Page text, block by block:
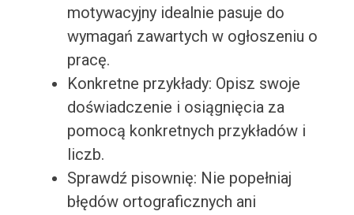
motywacyjny idealnie pasuje do
wymagań zawartych w ogłoszeniu o
pracę.
Konkretne przykłady: Opisz swoje
doświadczenie i osiągnięcia za
pomocą konkretnych przykładów i
liczb.
Sprawdź pisownię: Nie popełniaj
błędów ortograficznych ani